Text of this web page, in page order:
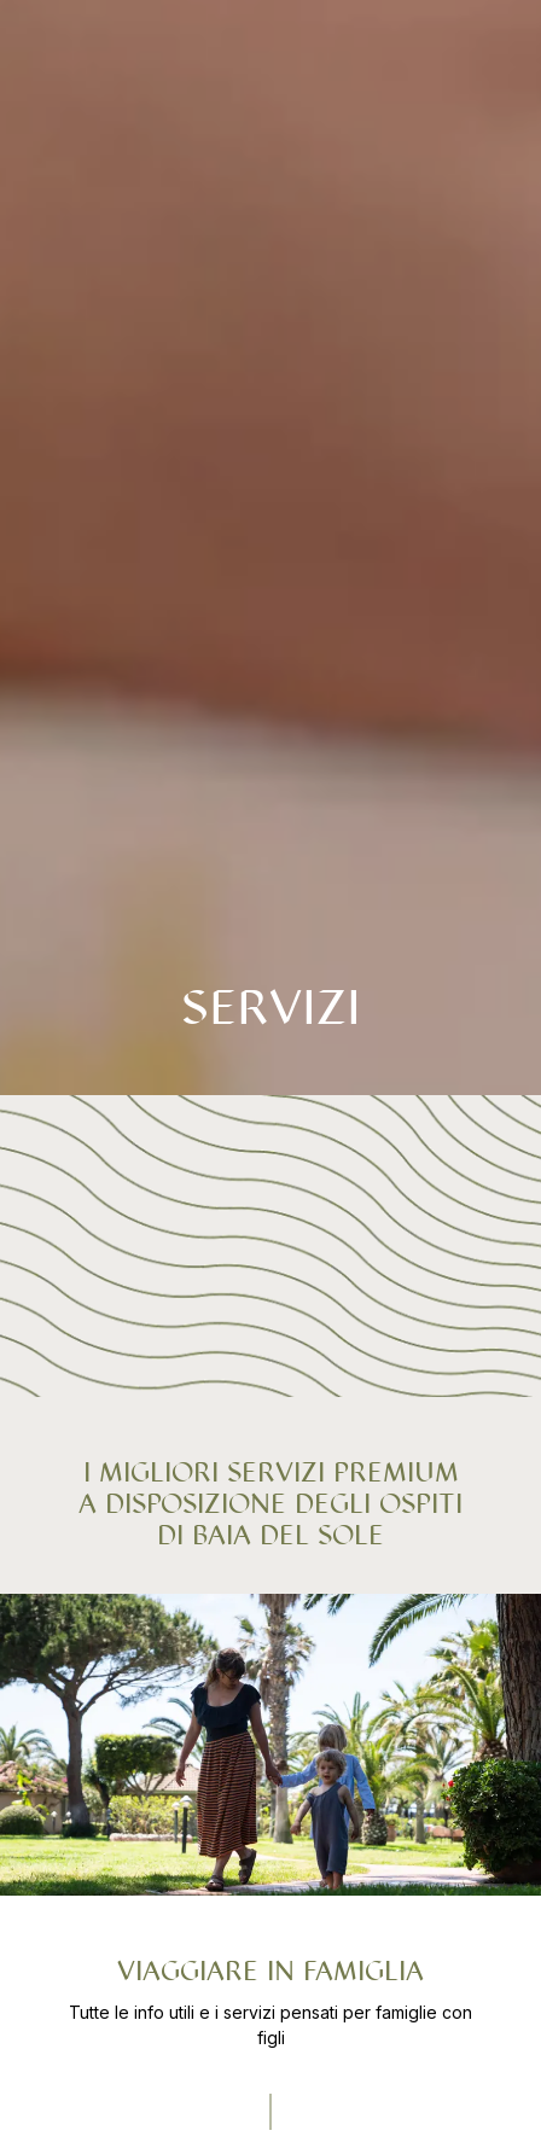
SERVIZI
I MIGLIORI SERVIZI PREMIUM
A DISPOSIZIONE DEGLI OSPITI
DI BAIA DEL SOLE
VIAGGIARE IN FAMIGLIA
Tutte le info utili e i servizi pensati per famiglie con
figli